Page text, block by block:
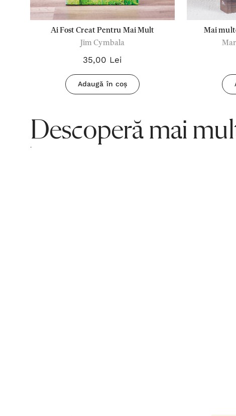
Ai Fost Creat Pentru Mai Mult
Jim Cymbala
35,00 Lei
Adaugă în coș
Mai
cuminți
Descoperă mai
.